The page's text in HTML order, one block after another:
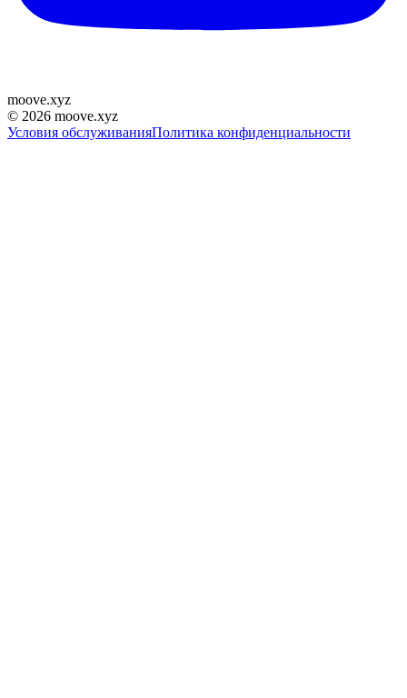
moove.xyz
© 2026 moove.xyz
Условия обслуживанияПолитика конфиденциальности